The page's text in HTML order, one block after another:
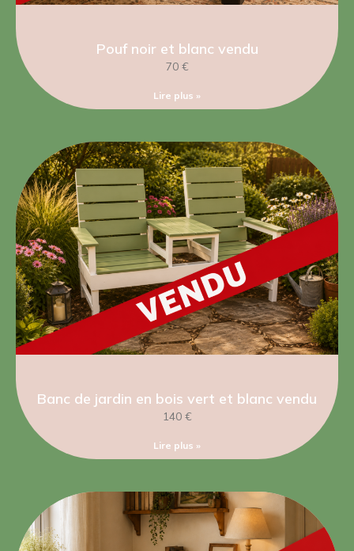
Pouf noir et blanc vendu
70 €
Lire plus »
Banc de jardin en bois vert et blanc vendu
140 €
Lire plus »